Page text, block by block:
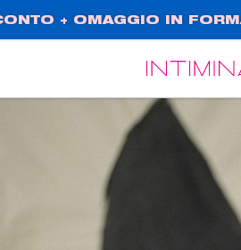
+ OMAGGIO IN